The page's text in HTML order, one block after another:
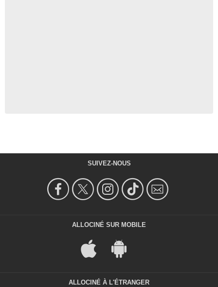
SUIVEZ-NOUS
ALLOCINÉ SUR MOBILE
ALLOCINÉ À L'ÉTRANGER